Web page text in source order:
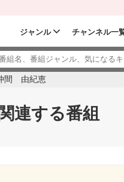
ジャンル チャンネル一
間 由紀恵
連する番組